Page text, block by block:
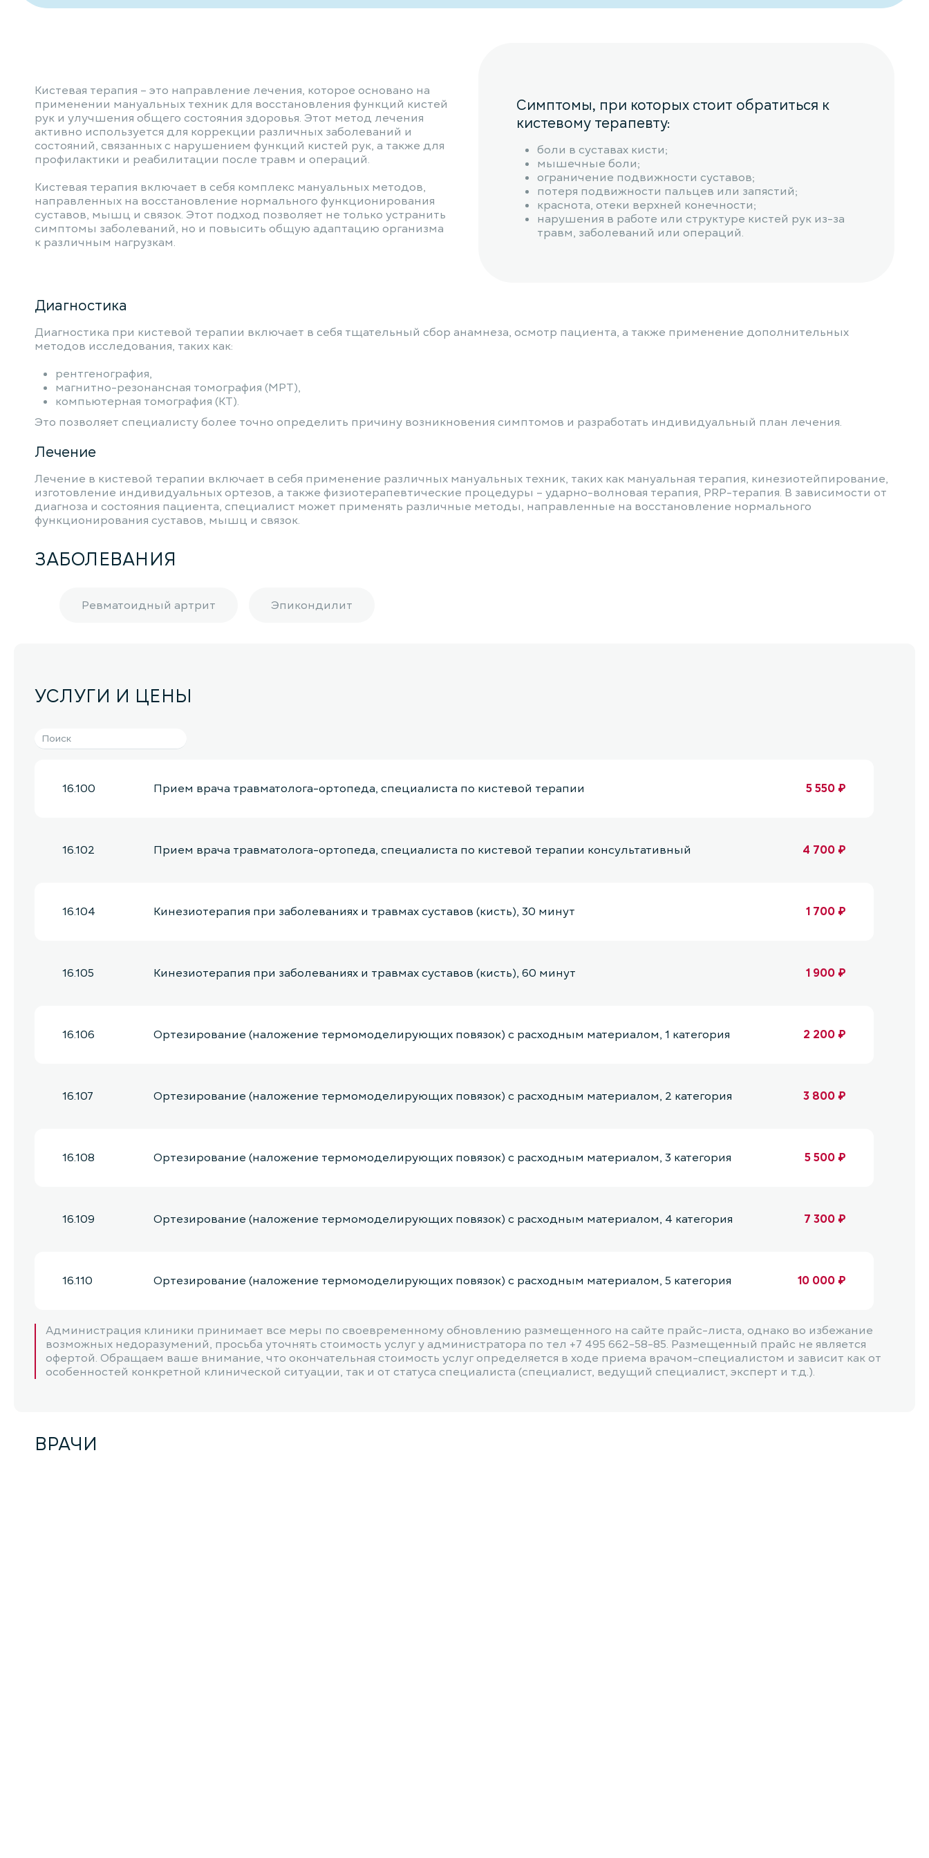
Кистевая терапия – это направление лечения, которое основано на
применении мануальных техник для восстановления функций кистей
рук и улучшения общего состояния здоровья. Этот метод лечения
активно используется для коррекции различных заболеваний и
состояний, связанных с нарушением функций кистей рук, а также для
профилактики и реабилитации после травм и операций.
Кистевая терапия включает в себя комплекс мануальных методов,
направленных на восстановление нормального функционирования
суставов, мышц и связок. Этот подход позволяет не только устранить
симптомы заболеваний, но и повысить общую адаптацию организма
к различным нагрузкам.
Симптомы, при которых стоит обратиться к
кистевому терапевту:
боли в суставах кисти;
мышечные боли;
ограничение подвижности суставов;
потеря подвижности пальцев или запястий;
краснота, отеки верхней конечности;
нарушения в работе или структуре кистей рук из-за
травм, заболеваний или операций.
Диагностика
Диагностика при кистевой терапии включает в себя тщательный сбор анамнеза, осмотр пациента, а также применение дополнительных
методов исследования, таких как:
рентгенография,
магнитно-резонансная томография (МРТ),
компьютерная томография (КТ).
Это позволяет специалисту более точно определить причину возникновения симптомов и разработать индивидуальный план лечения.
Лечение
Лечение в кистевой терапии включает в себя применение различных мануальных техник, таких как мануальная терапия, кинезиотейпирование,
изготовление индивидуальных ортезов, а также физиотерапевтические процедуры – ударно-волновая терапия, PRP-терапия. В зависимости от
диагноза и состояния пациента, специалист может применять различные методы, направленные на восстановление нормального
функционирования суставов, мышц и связок.
ЗАБОЛЕВАНИЯ
Ревматоидный артрит Эпикондилит
УСЛУГИ И ЦЕНЫ
16.100 Прием врача травматолога-ортопеда, специалиста по кистевой терапии 5 550 ₽
16.102 Прием врача травматолога-ортопеда, специалиста по кистевой терапии консультативный 4 700 ₽
16.104 Кинезиотерапия при заболеваниях и травмах суставов (кисть), 30 минут 1 700 ₽
16.105 Кинезиотерапия при заболеваниях и травмах суставов (кисть), 60 минут 1 900 ₽
16.106 Ортезирование (наложение термомоделирующих повязок) с расходным материалом, 1 категория 2 200 ₽
16.107 Ортезирование (наложение термомоделирующих повязок) с расходным материалом, 2 категория 3 800 ₽
16.108 Ортезирование (наложение термомоделирующих повязок) с расходным материалом, 3 категория 5 500 ₽
16.109 Ортезирование (наложение термомоделирующих повязок) с расходным материалом, 4 категория 7 300 ₽
16.110 Ортезирование (наложение термомоделирующих повязок) с расходным материалом, 5 категория 10 000 ₽
16.111 Коррекция ортеза 1 900 ₽
Администрация клиники принимает все меры по своевременному обновлению размещенного на сайте прайс-листа, однако во избежание
возможных недоразумений, просьба уточнять стоимость услуг у администратора по тел +7 495 662-58-85. Размещенный прайс не является
офертой. Обращаем ваше внимание, что окончательная стоимость услуг определяется в ходе приема врачом-специалистом и зависит как от
особенностей конкретной клинической ситуации, так и от статуса специалиста (специалист, ведущий специалист, эксперт и т.д.).
ВРАЧИ